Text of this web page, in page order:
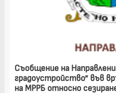
Съобщение на
градоустройство“ във
на МРРБ относно